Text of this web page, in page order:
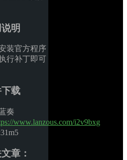
明
装官方程序
行补丁即可
下载
奏
www.lanzous.com/i2v9bxg
章：